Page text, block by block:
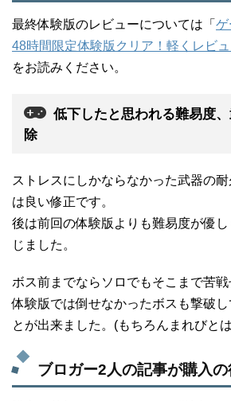
最終体験版のレビューについては「 ゲ
48時間限定体験版クリア！軽くレビュ
をお読みください。
低下したと思われる難易度
除
ストレスにしかならなかった武器の
は良い修正です。
後は前回の体験版よりも難易度が優
じました。
ボス前までならソロでもそこまで苦
体験版では倒せなかったボスも撃破
とが出来ました。(もちろんまれびと
ブロガー2人の記事が購入